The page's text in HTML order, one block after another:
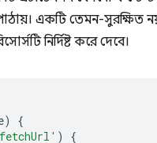
একটি তেমন-সুরক্ষিত নয়
নির্দিষ্ট করে দেবে।
)
{
)
{